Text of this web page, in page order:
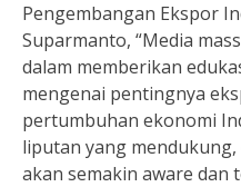
Pengembangan Ekspor
Suparmanto, “Media
dalam memberikan
mengenai pentingnya
pertumbuhan ekonomi
liputan yang
akan semakin aware